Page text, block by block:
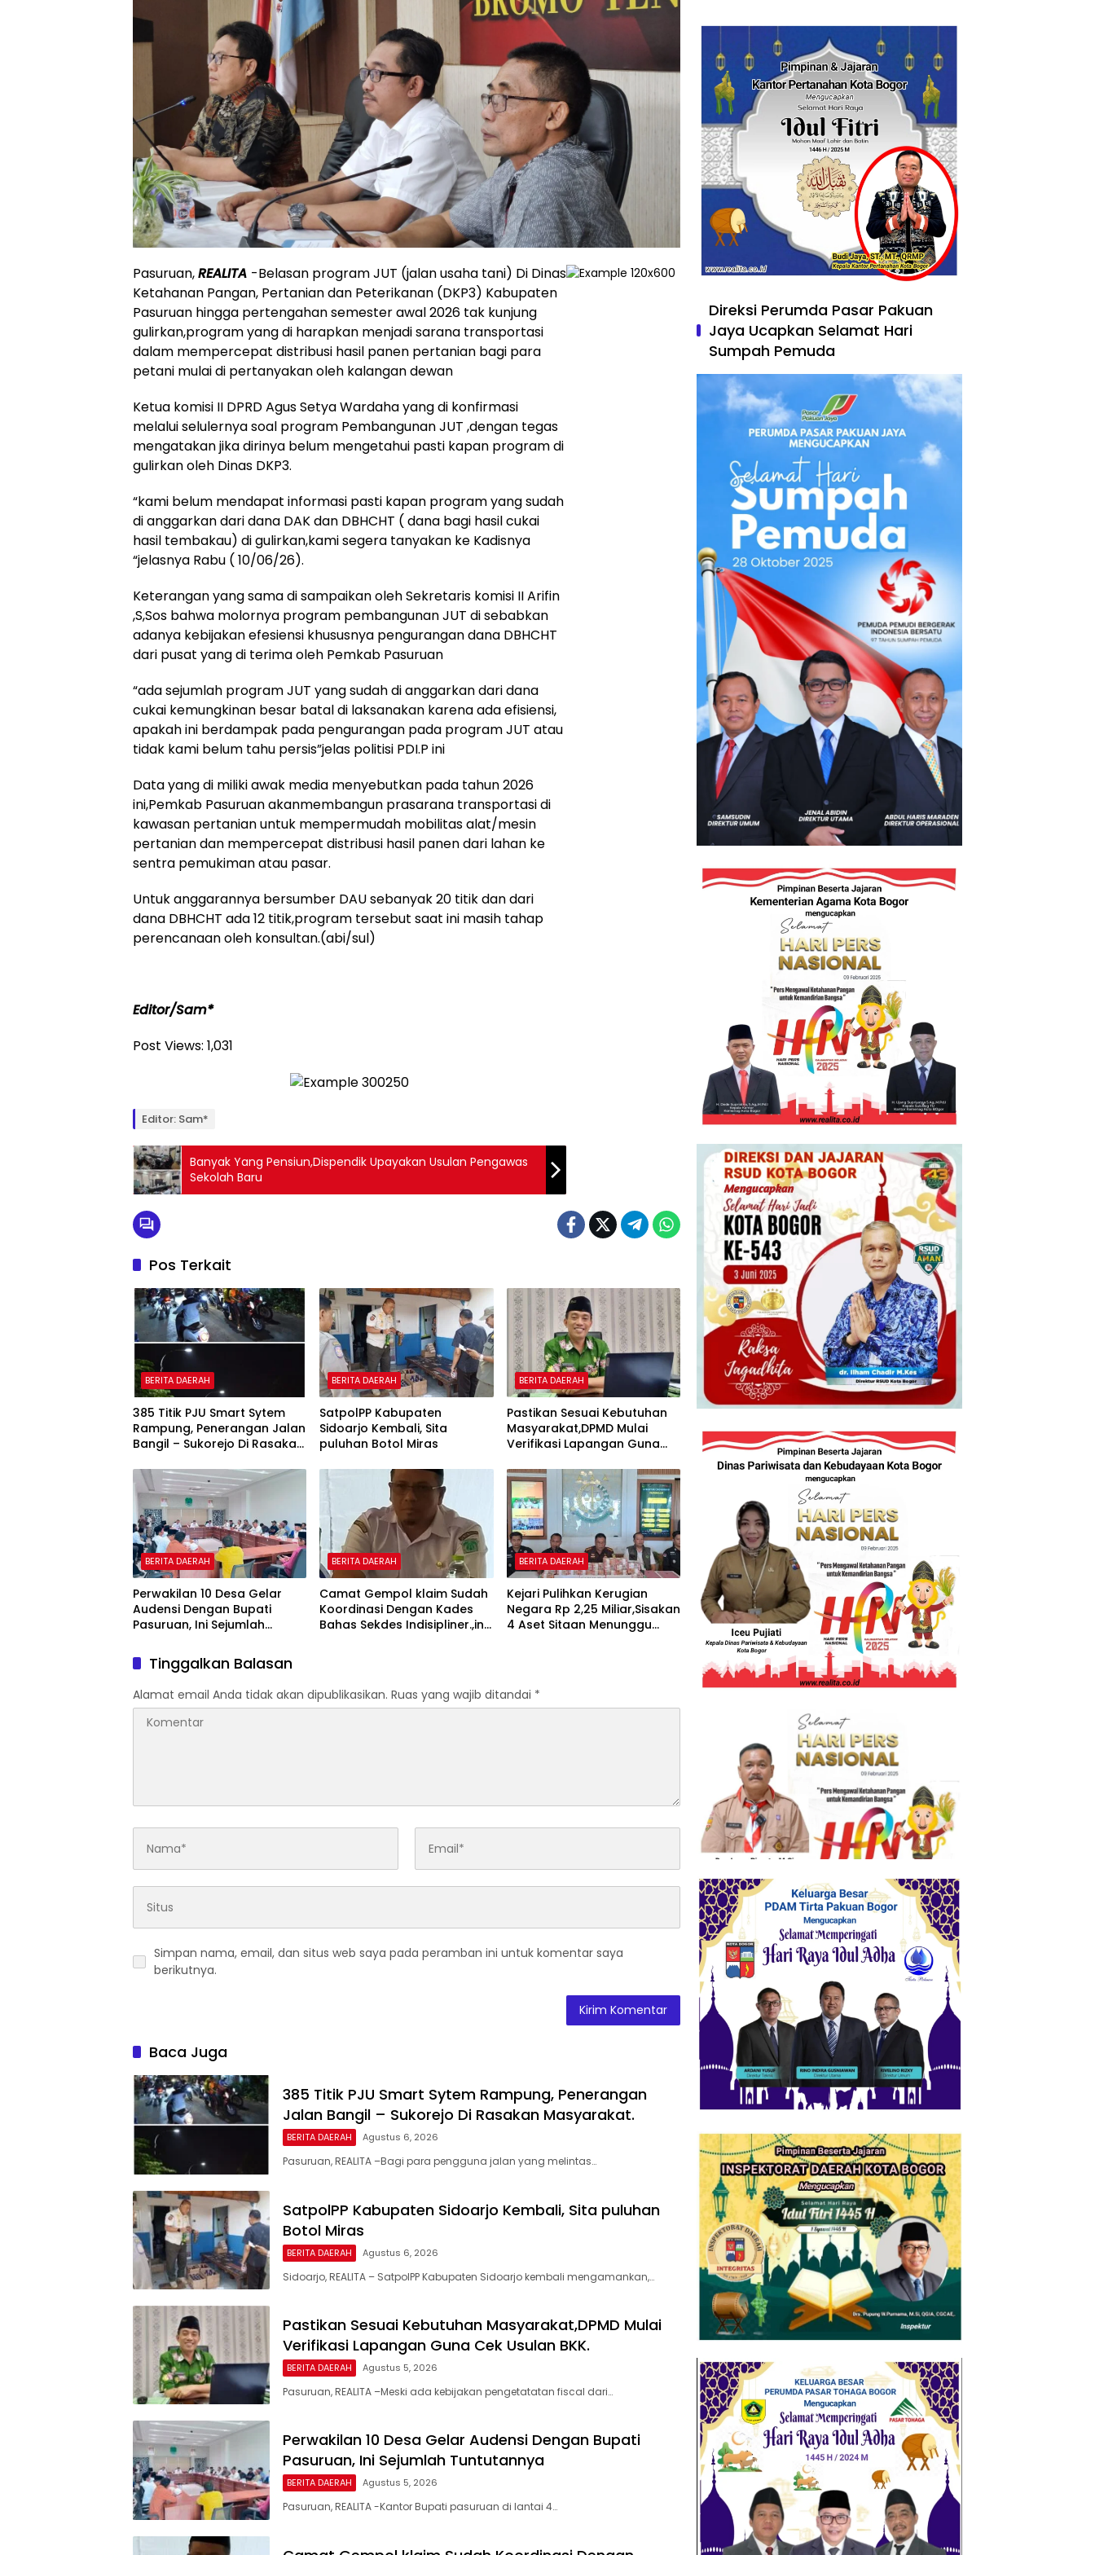
Pasuruan,REALITA -Belasan program JUT (jalan usaha tani) Di Dinas
Ketahanan Pangan, Pertanian dan Peterikanan (DKP3) Kabupaten
Pasuruan hingga pertengahan semester awal 2026 tak kunjung
gulirkan,program yang di harapkan menjadi sarana transportasi
dalam mempercepat distribusi hasil panen pertanian bagi para
petani mulai di pertanyakan oleh kalangan dewan
Ketua komisi II DPRD Agus Setya Wardaha yang di konfirmasi
melalui selulernya soal program Pembangunan JUT ,dengan tegas
mengatakan jika dirinya belum mengetahui pasti kapan program di
gulirkan oleh Dinas DKP3.
“kami belum mendapat informasi pasti kapan program yang sudah
di anggarkan dari dana DAK dan DBHCHT ( dana bagi hasil cukai
hasil tembakau) di gulirkan,kami segera tanyakan ke Kadisnya
“jelasnya Rabu ( 10/06/26).
Keterangan yang sama di sampaikan oleh Sekretaris komisi II Arifin
,S,Sos bahwa molornya program pembangunan JUT di sebabkan
adanya kebijakan efesiensi khususnya pengurangan dana DBHCHT
dari pusat yang di terima oleh Pemkab Pasuruan
“ada sejumlah program JUT yang sudah di anggarkan dari dana
cukai kemungkinan besar batal di laksanakan karena ada efisiensi,
apakah ini berdampak pada pengurangan pada program JUT atau
tidak kami belum tahu persis”jelas politisi PDI.P ini
Data yang di miliki awak media menyebutkan pada tahun 2026
ini,Pemkab Pasuruan akanmembangun prasarana transportasi di
kawasan pertanian untuk mempermudah mobilitas alat/mesin
pertanian dan mempercepat distribusi hasil panen dari lahan ke
sentra pemukiman atau pasar.
Untuk anggarannya bersumber DAU sebanyak 20 titik dan dari
dana DBHCHT ada 12 titik,program tersebut saat ini masih tahap
perencanaan oleh konsultan.(abi/sul)
Editor/Sam*
Post Views: 1,031
Editor: Sam*
Banyak Yang Pensiun,Dispendik Upayakan Usulan Pengawas
Sekolah Baru
Pos Terkait
BERITA DAERAH
385 Titik PJU Smart Sytem
Rampung, Penerangan Jalan
Bangil – Sukorejo Di Rasakan
BERITA DAERAH
SatpolPP Kabupaten
Sidoarjo Kembali, Sita
puluhan Botol Miras
BERITA DAERAH
Pastikan Sesuai Kebutuhan
Masyarakat,DPMD Mulai
Verifikasi Lapangan Guna
BERITA DAERAH
Perwakilan 10 Desa Gelar
Audensi Dengan Bupati
Pasuruan, Ini Sejumlah
BERITA DAERAH
Camat Gempol klaim Sudah
Koordinasi Dengan Kades
Bahas Sekdes Indisipliner.,ini
BERITA DAERAH
Kejari Pulihkan Kerugian
Negara Rp 2,25 Miliar,Sisakan
4 Aset Sitaan Menunggu
Tinggalkan Balasan
Alamat email Anda tidak akan dipublikasikan. Ruas yang wajib ditandai *
Simpan nama, email, dan situs web saya pada peramban ini untuk komentar saya
berikutnya.
Baca Juga
385 Titik PJU Smart Sytem Rampung, Penerangan
Jalan Bangil – Sukorejo Di Rasakan Masyarakat.
BERITA DAERAH Agustus 6, 2026
Pasuruan, REALITA –Bagi para pengguna jalan yang melintas…
SatpolPP Kabupaten Sidoarjo Kembali, Sita puluhan
Botol Miras
BERITA DAERAH Agustus 6, 2026
Sidoarjo, REALITA – SatpolPP Kabupaten Sidoarjo kembali mengamankan,…
Pastikan Sesuai Kebutuhan Masyarakat,DPMD Mulai
Verifikasi Lapangan Guna Cek Usulan BKK.
BERITA DAERAH Agustus 5, 2026
Pasuruan, REALITA –Meski ada kebijakan pengetatatan fiscal dari…
Perwakilan 10 Desa Gelar Audensi Dengan Bupati
Pasuruan, Ini Sejumlah Tuntutannya
BERITA DAERAH Agustus 5, 2026
Pasuruan, REALITA -Kantor Bupati pasuruan di lantai 4…
Direksi Perumda Pasar Pakuan
Jaya Ucapkan Selamat Hari
Sumpah Pemuda